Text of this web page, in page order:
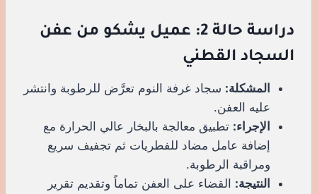
دراسة حالة 2: عميل يشكو من عفن
السجاد القطني
المشكلة: سجاد غرفة النوم تعرَّض للرطوبة وانتشر
عليه العفن.
الإجراء: تطبيق معالجة بالبخار عالي الحرارة مع
إضافة عامل مضاد للفطريات ثم تجفيف سريع
ومراقبة الرطوبة.
النتيجة: القضاء على العفن تماماً وتقديم تقرير